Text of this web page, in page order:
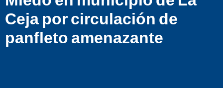
Ceja por circulación de
panfleto amenazante